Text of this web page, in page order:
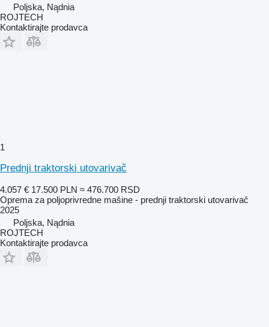
Poljska, Nądnia
ROJTECH
Kontaktirajte prodavca
1
Prednji traktorski utovarivač
4.057 € 17.500 PLN ≈ 476.700 RSD
Oprema za poljoprivredne mašine - prednji traktorski utovarivač
2025
Poljska, Nądnia
ROJTECH
Kontaktirajte prodavca